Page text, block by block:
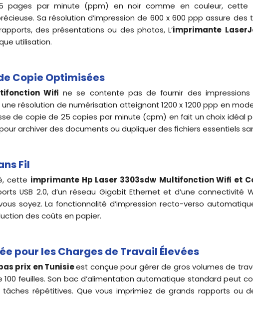
pages par minute (ppm) en noir comme en couleur,
Sa résolution d’impression de 600 x 600 ppp assure
des présentations ou des photos, L’imprimante
utilisation.
Copie Optimisées
Wifi ne se contente pas de fournir des impressions
résolution de numérisation atteignant 1200 x 1200 ppp en
de copie de 25 copies par minute (cpm) en fait un choix idéal
archiver des documents ou dupliquer des fichiers essentiels
Fil
cette imprimante Hp Laser 3303sdw MultifonctionWifi et
USB 2.0, d’un réseau Gigabit Ethernet et d’une connectivité
soyez. La fonctionnalité d’impression recto-verso
des coûts en papier.
pour les Charges de Travail Élevées
prix en Tunisieest conçue pour gérer de gros volumes de
feuilles. Son bac d’alimentation automatique standard peut
répétitives. Que vous imprimiez de grands rapports ou